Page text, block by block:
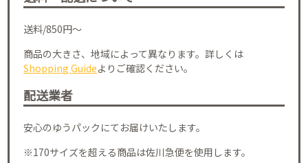
送料/850円～
商品の大きさ、地域によって異なります。詳しくは
Shopping Guideよりご確認ください。
配送業者
安心のゆうパックにてお届けいたします。
※170サイズを超える商品は佐川急便を使用します。